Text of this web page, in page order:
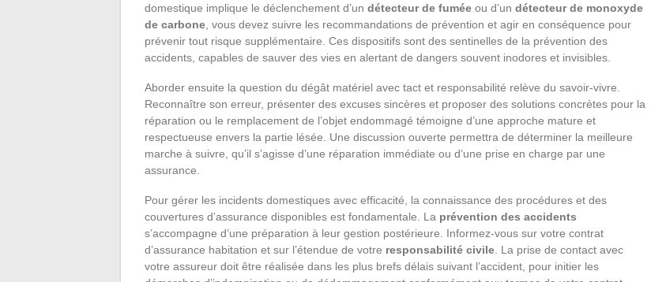
domestique implique le déclenchement d’un détecteur de fumée ou d’un détecteur de monoxyde
de carbone , vous devez suivre les recommandations de prévention et agir en conséquence pour
prévenir tout risque supplémentaire. Ces dispositifs sont des sentinelles de la prévention des
accidents, capables de sauver des vies en alertant de dangers souvent inodores et invisibles.
Aborder ensuite la question du dégât matériel avec tact et responsabilité relève du savoir-vivre.
Reconnaître son erreur, présenter des excuses sincères et proposer des solutions concrètes pour la
réparation ou le remplacement de l’objet endommagé témoigne d’une approche mature et
respectueuse envers la partie lésée. Une discussion ouverte permettra de déterminer la meilleure
marche à suivre, qu’il s’agisse d’une réparation immédiate ou d’une prise en charge par une
assurance.
Pour gérer les incidents domestiques avec efficacité, la connaissance des procédures et des
couvertures d’assurance disponibles est fondamentale. La prévention des accidents
s’accompagne d’une préparation à leur gestion postérieure. Informez-vous sur votre contrat
d’assurance habitation et sur l’étendue de votre responsabilité civile . La prise de contact avec
votre assureur doit être réalisée dans les plus brefs délais suivant l’accident, pour initier les